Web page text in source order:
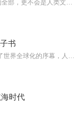
书
时代